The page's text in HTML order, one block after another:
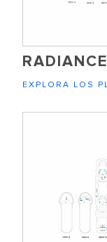
EXPLORA LOS